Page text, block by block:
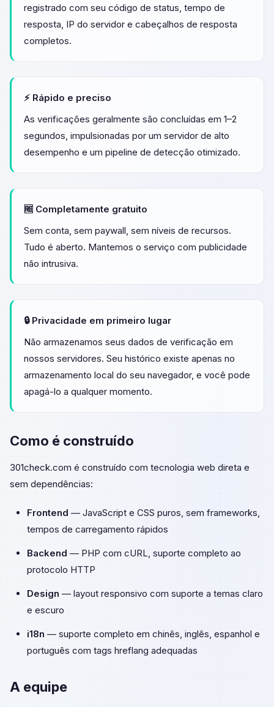
registrado com seu código de status, tempo de
resposta, IP do servidor e cabeçalhos de resposta
completos.
⚡ Rápido e preciso
As verificações geralmente são concluídas em 1–2
segundos, impulsionadas por um servidor de alto
desempenho e um pipeline de detecção otimizado.
🆓 Completamente gratuito
Sem conta, sem paywall, sem níveis de recursos.
Tudo é aberto. Mantemos o serviço com publicidade
não intrusiva.
🔒 Privacidade em primeiro lugar
Não armazenamos seus dados de verificação em
nossos servidores. Seu histórico existe apenas no
armazenamento local do seu navegador, e você pode
apagá-lo a qualquer momento.
Como é construído
301check.com é construído com tecnologia web direta e
sem dependências:
Frontend — JavaScript e CSS puros, sem frameworks,
tempos de carregamento rápidos
Backend — PHP com cURL, suporte completo ao
protocolo HTTP
Design — layout responsivo com suporte a temas claro
e escuro
i18n — suporte completo em chinês, inglês, espanhol e
português com tags hreflang adequadas
A equipe